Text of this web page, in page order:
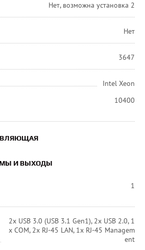
Нет, возможна установка 2
Нет
3647
Intel Xeon
10400
И ВЫХОДЫ
1
2x USB 3.0 (USB 3.1 Gen1), 2x USB 2.0, 1
x COM, 2x RJ-45 LAN, 1x RJ-45 Managem
ent